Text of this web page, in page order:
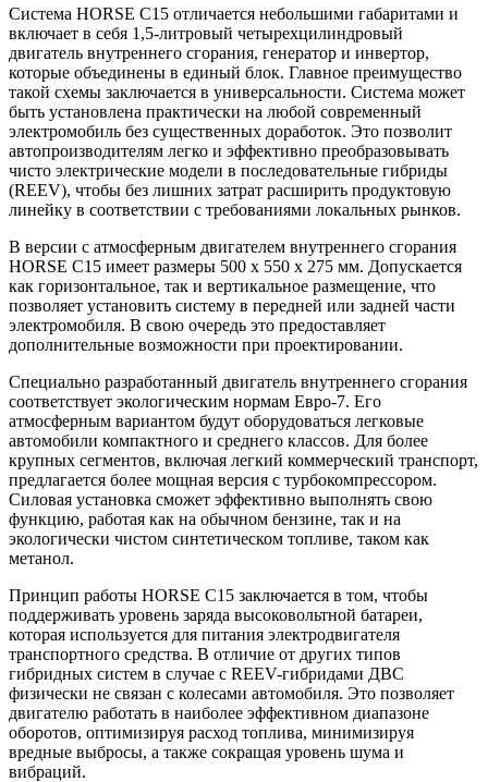
Система HORSE C15 отличается небольшими габаритами и
включает в себя 1,5-литровый четырехцилиндровый
двигатель внутреннего сгорания, генератор и инвертор,
которые объединены в единый блок. Главное преимущество
такой схемы заключается в универсальности. Система может
быть установлена практически на любой современный
электромобиль без существенных доработок. Это позволит
автопроизводителям легко и эффективно преобразовывать
чисто электрические модели в последовательные гибриды
(REEV), чтобы без лишних затрат расширить продуктовую
линейку в соответствии с требованиями локальных рынков.
В версии с атмосферным двигателем внутреннего сгорания
HORSE C15 имеет размеры 500 x 550 x 275 мм. Допускается
как горизонтальное, так и вертикальное размещение, что
позволяет установить систему в передней или задней части
электромобиля. В свою очередь это предоставляет
дополнительные возможности при проектировании.
Специально разработанный двигатель внутреннего сгорания
соответствует экологическим нормам Евро-7. Его
атмосферным вариантом будут оборудоваться легковые
автомобили компактного и среднего классов. Для более
крупных сегментов, включая легкий коммерческий транспорт,
предлагается более мощная версия с турбокомпрессором.
Силовая установка сможет эффективно выполнять свою
функцию, работая как на обычном бензине, так и на
экологически чистом синтетическом топливе, таком как
метанол.
Принцип работы HORSE C15 заключается в том, чтобы
поддерживать уровень заряда высоковольтной батареи,
которая используется для питания электродвигателя
транспортного средства. В отличие от других типов
гибридных систем в случае с REEV-гибридами ДВС
физически не связан с колесами автомобиля. Это позволяет
двигателю работать в наиболее эффективном диапазоне
оборотов, оптимизируя расход топлива, минимизируя
вредные выбросы, а также сокращая уровень шума и
вибраций.